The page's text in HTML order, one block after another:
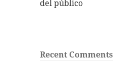
del público
Recent Comments